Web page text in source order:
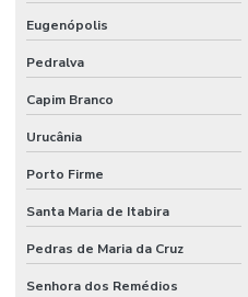
Eugenópolis
Pedralva
Capim Branco
Urucânia
Porto Firme
Santa Maria de Itabira
Pedras de Maria da Cruz
Senhora dos Remédios